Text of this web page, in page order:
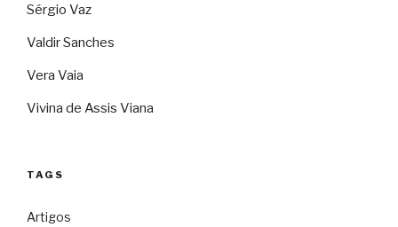
Sérgio Vaz
Valdir Sanches
Vera Vaia
Vivina de Assis Viana
TAGS
Artigos